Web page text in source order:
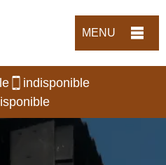
MENU
indisponible